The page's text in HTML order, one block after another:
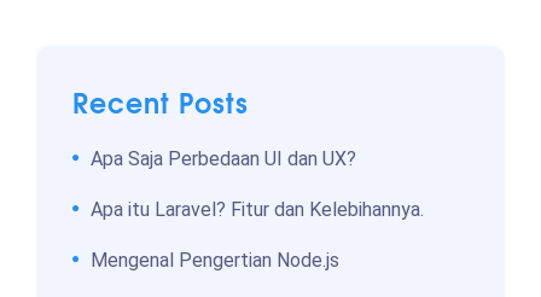
Recent Posts
Apa Saja Perbedaan UI dan UX?
Apa itu Laravel? Fitur dan Kelebihannya.
Mengenal Pengertian Node.js